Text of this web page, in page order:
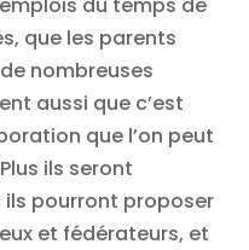
que les parents
nombreuses
aussi que c’est
que l’on peut
ils seront
ils pourront proposer
et fédérateurs, et